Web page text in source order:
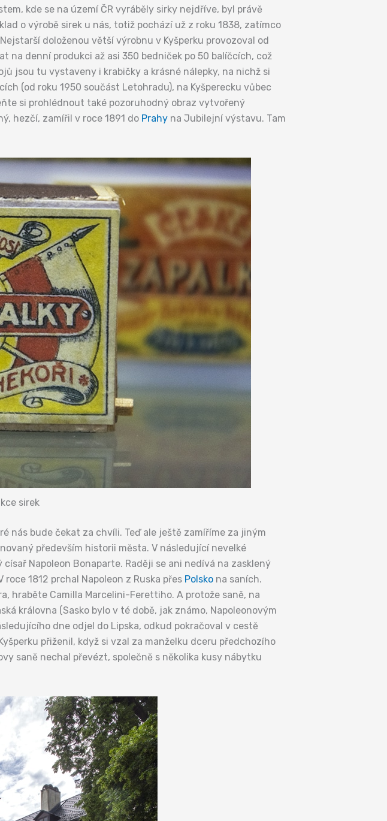
kde se na území ČR vyráběly sirky nejdříve, byl právě
o výrobě sirek u nás, totiž pochází už z roku 1838, zatímco
doloženou větší výrobnu v Kyšperku provozoval od
na denní produkci až asi 350 bedniček po 50 balíčcích, což
jsou tu vystaveny i krabičky a krásné nálepky, na nichž si
(od roku 1950 součást Letohradu), na Kyšperecku vůbec
si prohlédnout také pozoruhodný obraz vytvořený
hezčí, zamířil v roce 1891 do Prahy na Jubilejní výstavu. Tam
sirek
nás bude čekat za chvíli. Teď ale ještě zamíříme za jiným
především historii města. V následující nevelké
Napoleon Bonaparte. Raději se ani nedívá na zasklený
1812 prchal Napoleon z Ruska přes Polsko na saních.
hraběte Camilla Marcelini-Ferettiho. A protože saně, na
královna (Sasko bylo v té době, jak známo, Napoleonovým
dne odjel do Lipska, odkud pokračoval v cestě
přiženil, když si vzal za manželku dceru předchozího
saně nechal převézt, společně s několika kusy nábytku